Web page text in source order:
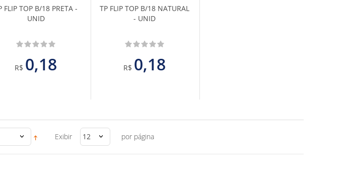
FLIP TOP B/18 PRETA -
UNID
R$ 0,18
TP FLIP TOP B/18 NATURAL
- UNID
R$ 0,18
Exibir 12 por página